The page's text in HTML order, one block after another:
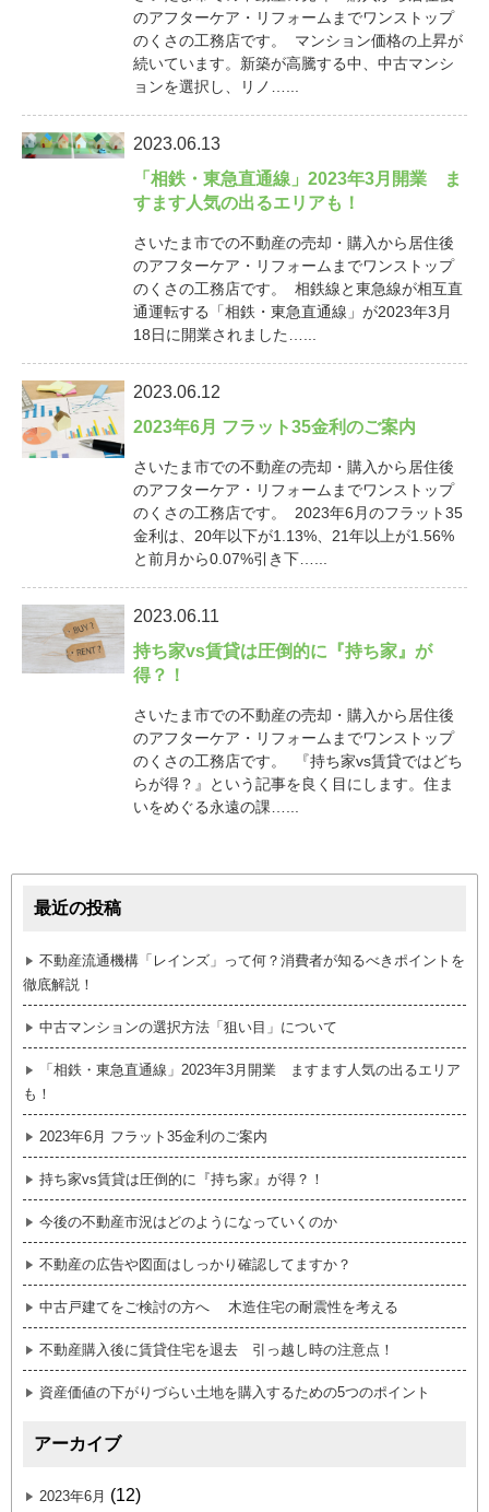
のアフターケア・リフォームまでワンストップ
のくさの工務店です。 マンション価格の上昇が
続いています。新築が高騰する中、中古マンシ
ョンを選択し、リノ…...
2023.06.13
「相鉄・東急直通線」2023年3月開業 ま
すます人気の出るエリアも！
さいたま市での不動産の売却・購入から居住後
のアフターケア・リフォームまでワンストップ
のくさの工務店です。 相鉄線と東急線が相互直
通運転する「相鉄・東急直通線」が2023年3月
18日に開業されました…...
2023.06.12
2023年6月 フラット35金利のご案内
さいたま市での不動産の売却・購入から居住後
のアフターケア・リフォームまでワンストップ
のくさの工務店です。 2023年6月のフラット35
金利は、20年以下が1.13%、21年以上が1.56%
と前月から0.07%引き下…...
2023.06.11
持ち家vs賃貸は圧倒的に『持ち家』が
得？！
さいたま市での不動産の売却・購入から居住後
のアフターケア・リフォームまでワンストップ
のくさの工務店です。 『持ち家vs賃貸ではどち
らが得？』という記事を良く目にします。住ま
いをめぐる永遠の課…...
最近の投稿
不動産流通機構「レインズ」って何？消費者が知るべきポイントを
徹底解説！
中古マンションの選択方法「狙い目」について
「相鉄・東急直通線」2023年3月開業 ますます人気の出るエリア
も！
2023年6月 フラット35金利のご案内
持ち家vs賃貸は圧倒的に『持ち家』が得？！
今後の不動産市況はどのようになっていくのか
不動産の広告や図面はしっかり確認してますか？
中古戸建てをご検討の方へ 木造住宅の耐震性を考える
不動産購入後に賃貸住宅を退去 引っ越し時の注意点！
資産価値の下がりづらい土地を購入するための5つのポイント
アーカイブ
2023年6月 (12)